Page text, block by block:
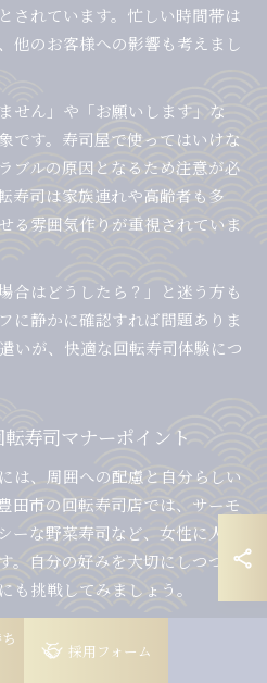
されています。忙しい時間帯は
他のお客様への影響も考えまし
せん」や「お願いします」な
です。寿司屋で使ってはいけな
ブルの原因となるため注意が必
寿司は家族連れや高齢者も多
る雰囲気作りが重視されていま
合はどうしたら？」と迷う方も
に静かに確認すれば問題ありま
いが、快適な回転寿司体験につ
寿司マナーポイント
は、周囲への配慮と自分らしい
田市の回転寿司店では、サーモ
ーな野菜寿司など、女性に人気
。自分の好みを大切にしつつ、
も挑戦してみましょう。
士での利用が多い豊田市では、
を譲る心遣いも大切です。食べ
採用フォーム